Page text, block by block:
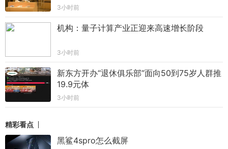
3小时前
机构：量子计算产业正迎来高速增长阶段
3小时前
新东方开办“退休俱乐部”面向50到75岁人群推
19.9元体
3小时前
精彩看点
黑鲨4spro怎么截屏